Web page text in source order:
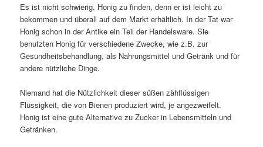
Es ist nicht schwierig, Honig zu finden, denn er ist leicht zu
bekommen und überall auf dem Markt erhältlich. In der Tat war
Honig schon in der Antike ein Teil der Handelsware. Sie
benutzten Honig für verschiedene Zwecke, wie z.B. zur
Gesundheitsbehandlung, als Nahrungsmittel und Getränk und für
andere nützliche Dinge.
Niemand hat die Nützlichkeit dieser süßen zähflüssigen
Flüssigkeit, die von Bienen produziert wird, je angezweifelt.
Honig ist eine gute Alternative zu Zucker in Lebensmitteln und
Getränken.